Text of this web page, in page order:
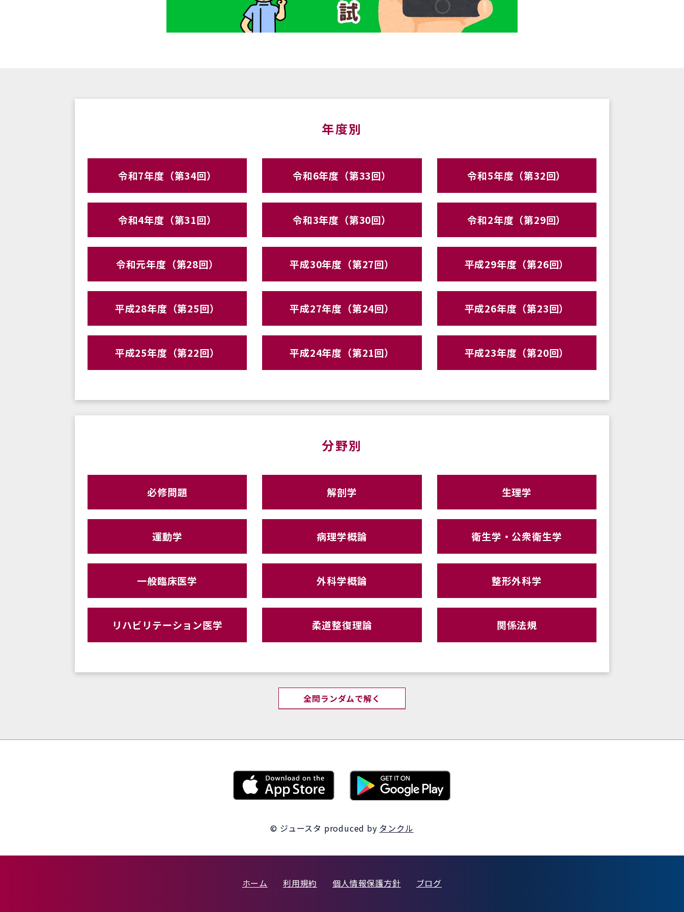
年度別
令和7年度（第34回） 令和6年度（第33回） 令和5年度（第32回）
令和4年度（第31回） 令和3年度（第30回） 令和2年度（第29回）
令和元年度（第28回） 平成30年度（第27回） 平成29年度（第26回）
平成28年度（第25回） 平成27年度（第24回） 平成26年度（第23回）
平成25年度（第22回） 平成24年度（第21回） 平成23年度（第20回）
分野別
必修問題 解剖学 生理学
運動学 病理学概論 衛生学・公衆衛生学
一般臨床医学 外科学概論 整形外科学
リハビリテーション医学 柔道整復理論 関係法規
全問ランダムで解く
© ジュースタ produced by タンクル
ホーム 利用規約 個人情報保護方針 ブログ